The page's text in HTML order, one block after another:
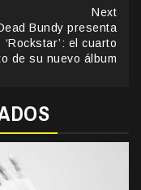
Next
Bundy presenta
‘Rockstar’: el cuarto
de su nuevo álbum